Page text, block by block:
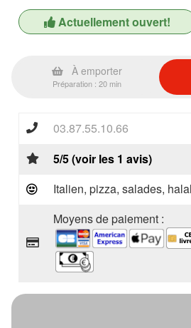
Actuellement ouvert!
À emporter
Préparation : 20 min
03.87.55.10.66
5/5 (voir les 1 avis)
Italien, pizza, salades,
Moyens de paiement :